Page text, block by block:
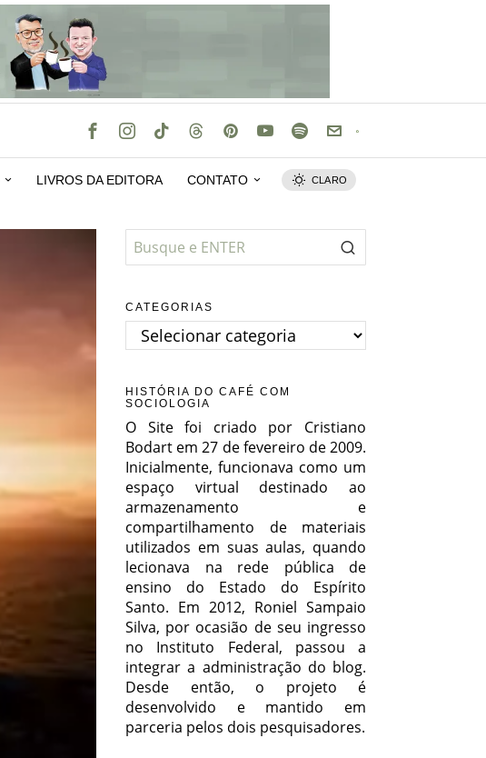
LIVROS DA EDITORA CONTATO CLARO
CATEGORIAS
Categorias
HISTÓRIA DO CAFÉ COM
SOCIOLOGIA
O Site foi criado por Cristiano
Bodart em 27 de fevereiro de 2009.
Inicialmente, funcionava como um
espaço virtual destinado ao
armazenamento e
compartilhamento de materiais
utilizados em suas aulas, quando
lecionava na rede pública de
ensino do Estado do Espírito
Santo. Em 2012, Roniel Sampaio
Silva, por ocasião de seu ingresso
no Instituto Federal, passou a
integrar a administração do blog.
Desde então, o projeto é
desenvolvido e mantido em
parceria pelos dois pesquisadores.